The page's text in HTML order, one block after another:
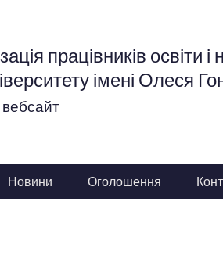
працівників освіти і
імені Олеся
Новини Оголошення